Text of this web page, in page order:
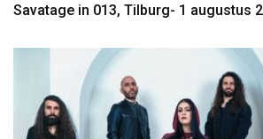
Savatage in 013, Tilburg- 1 augustus